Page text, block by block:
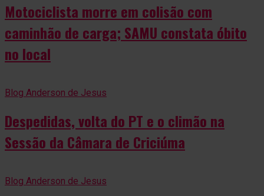
Motociclista morre em colisão com
caminhão de carga; SAMU constata óbito
no local
Blog Anderson de Jesus
Despedidas, volta do PT e o climão na
Sessão da Câmara de Criciúma
Blog Anderson de Jesus